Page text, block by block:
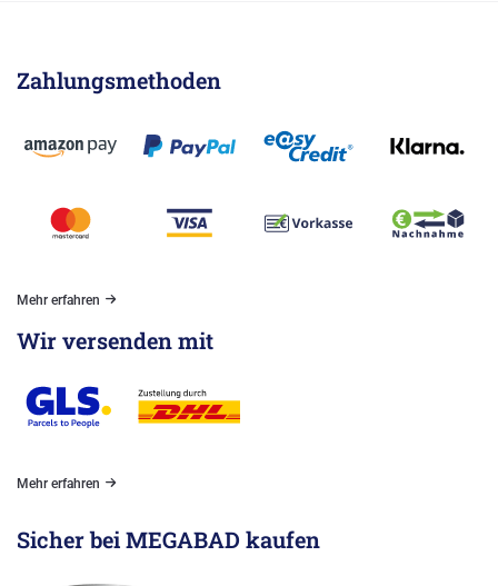
Zahlungsmethoden
Mehr erfahren
Wir versenden mit
Mehr erfahren
Sicher bei MEGABAD kaufen